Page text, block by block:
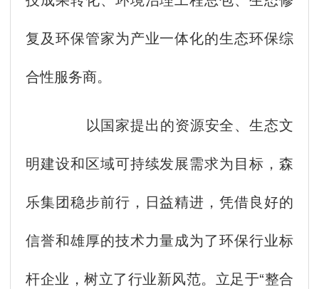
复及环保管家为产业一体化的生态环保综
合性服务商。
以国家提出的资源安全、生态文
明建设和区域可持续发展需求为目标，森
乐集团稳步前行，日益精进，凭借良好的
信誉和雄厚的技术力量成为了环保行业标
杆企业，树立了行业新风范。立足于“整合